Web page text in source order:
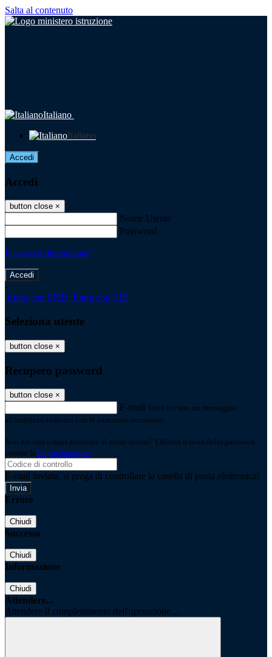
Salta al contenuto
Italiano
Italiano
Accedi
Accedi
button close ×
Nome Utente
Password
Password dimenticata?
-
Entra con SPID Entra con CIE
Seleziona utente
button close ×
Recupero password
button close ×
E-mail Verrà inviato un messaggio
all'indirizzo indicato con le istruzioni necessarie.
Non hai una e-mail associata al nome utente? Effettua il reset della password
tramite la Login Spaggiari
E-mail inviata, si prega di controllare la casella di posta elettronica!
Errore
Chiudi
Successo
Chiudi
Informazione
Chiudi
Attendere...
Attendere il completamento dell'operazione...